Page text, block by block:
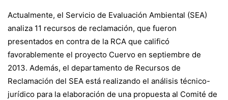
Actualmente, el Servicio de Evaluación Ambiental (SEA)
analiza 11 recursos de reclamación, que fueron
presentados en contra de la RCA que calificó
favorablemente el proyecto Cuervo en septiembre de
2013. Además, el departamento de Recursos de
Reclamación del SEA está realizando el análisis técnico-
jurídico para la elaboración de una propuesta al Comité de